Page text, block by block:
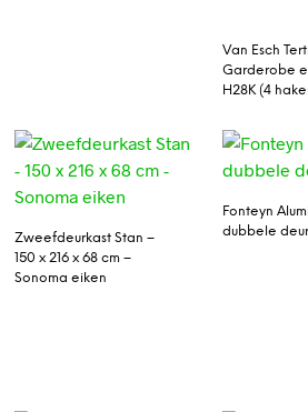
Van Esch
Garderobe
H28K (4
Zweefdeurkast Stan –
150 x 216 x 68 cm –
Sonoma eiken
Fonteyn
dubbele